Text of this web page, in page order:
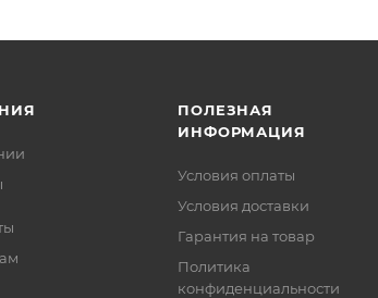
ПОЛЕЗНАЯ
ИНФОРМАЦИЯ
Условия оплаты
Условия доставки
Гарантия на товар
Политика
конфиденциальности